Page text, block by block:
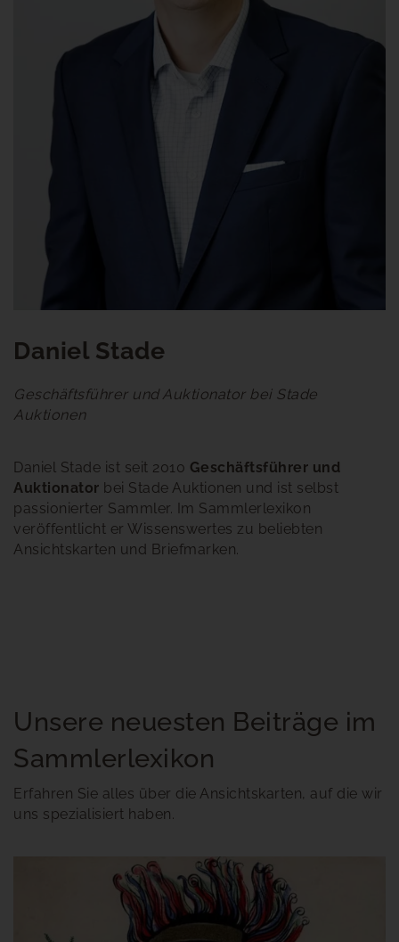
Daniel Stade
Geschäftsführer und Auktionator bei Stade
Auktionen
Daniel Stade ist seit 2010 Geschäftsführer und
Auktionator bei Stade Auktionen und ist selbst
passionierter Sammler. Im Sammlerlexikon
veröffentlicht er Wissenswertes zu beliebten
Ansichtskarten und Briefmarken.
Unsere neuesten Beiträge im
Sammlerlexikon
Erfahren Sie alles über die Ansichtskarten, auf die wir
uns spezialisiert haben.